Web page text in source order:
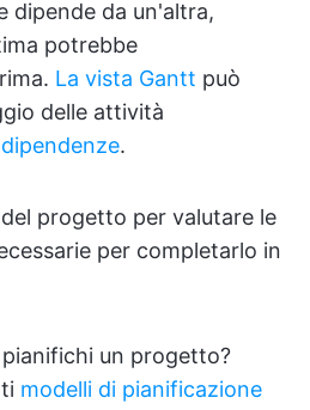
dipende da un'altra,
potrebbe
La vista Gantt può
delle attività
.
progetto per valutare le
per completarlo in
un progetto?
modelli di pianificazione